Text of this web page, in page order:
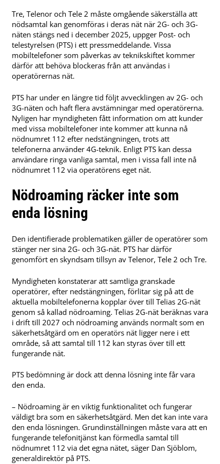
Tre, Telenor och Tele 2 måste omgående säkerställa att
nödsamtal kan genomföras i deras nät när 2G- och 3G-
näten stängs ned i december 2025, uppger Post- och
telestyrelsen (PTS) i ett pressmeddelande. Vissa
mobiltelefoner som påverkas av teknikskiftet kommer
därför att behöva blockeras från att användas i
operatörernas nät.
PTS har under en längre tid följt avvecklingen av 2G- och
3G-näten och haft flera avstämningar med operatörerna.
Nyligen har myndigheten fått information om att kunder
med vissa mobiltelefoner inte kommer att kunna nå
nödnumret 112 efter nedstängningen, trots att
telefonerna använder 4G-teknik. Enligt PTS kan dessa
användare ringa vanliga samtal, men i vissa fall inte nå
nödnumret 112 via operatörens eget nät.
Nödroaming räcker inte som
enda lösning
Den identifierade problematiken gäller de operatörer som
stänger ner sina 2G- och 3G-nät. PTS har därför
genomfört en skyndsam tillsyn av Telenor, Tele 2 och Tre.
Myndigheten konstaterar att samtliga granskade
operatörer, efter nedstängningen, förlitar sig på att de
aktuella mobiltelefonerna kopplar över till Telias 2G-nät
genom så kallad nödroaming. Telias 2G-nät beräknas vara
i drift till 2027 och nödroaming används normalt som en
säkerhetsåtgärd om en operatörs nät ligger nere i ett
område, så att samtal till 112 kan styras över till ett
fungerande nät.
PTS bedömning är dock att denna lösning inte får vara
den enda.
– Nödroaming är en viktig funktionalitet och fungerar
väldigt bra som en säkerhetsåtgärd. Men det kan inte vara
den enda lösningen. Grundinställningen måste vara att en
fungerande telefonitjänst kan förmedla samtal till
nödnumret 112 via det egna nätet, säger Dan Sjöblom,
generaldirektör på PTS.